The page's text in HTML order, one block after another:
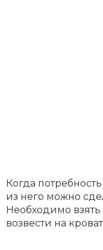
Когда
из него можно
Необходимо
возвести на